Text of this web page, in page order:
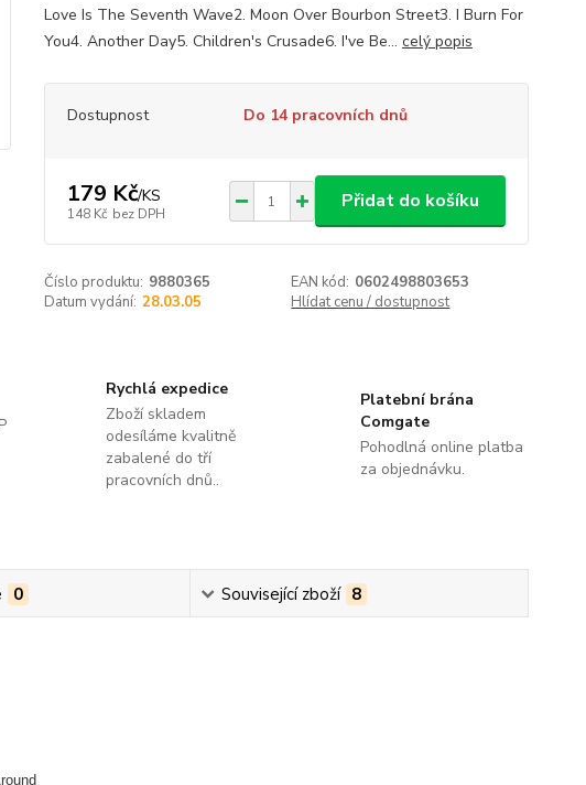
Love Is The Seventh Wave2. Moon Over Bourbon Street3. I Burn For
You4. Another Day5. Children's Crusade6. I've Be... celý popis
Dostupnost Do 14 pracovních dnů
179 Kč/KS
148 Kč bez DPH
Přidat do košíku
Číslo produktu: 9880365 EAN kód: 0602498803653
Datum vydání: 28.03.05 Hlídat cenu / dostupnost
Rychlá expedice
Zboží skladem
odesíláme kvalitně
zabalené do tří
pracovních dnů..
Platební brána
Comgate
Pohodlná online platba
za objednávku.
0 Související zboží 8